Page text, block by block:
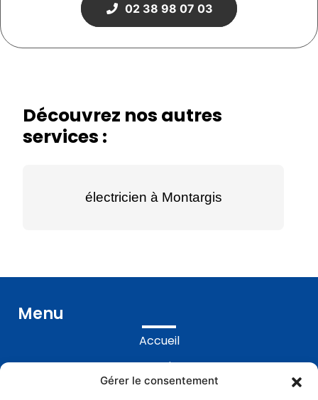
Gérer le consentement
02 38 98 07 03
Découvrez nos autres
services :
électricien à Montargis
Menu
Accueil
Prestations